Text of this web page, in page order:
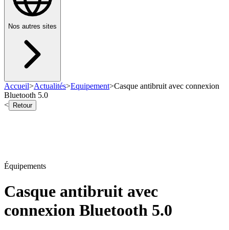
Nos autres sites
Accueil>Actualités>Equipement>Casque antibruit avec connexion
Bluetooth 5.0
<
Retour
Équipements
Casque antibruit avec
connexion Bluetooth 5.0